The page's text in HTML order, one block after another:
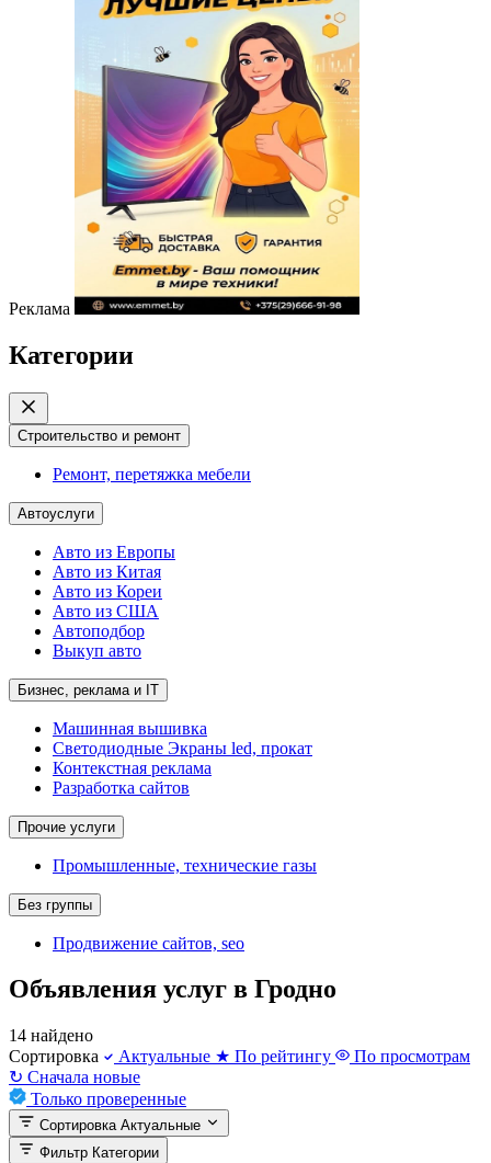
Реклама
Категории
Строительство и ремонт
Ремонт, перетяжка мебели
Автоуслуги
Авто из Европы
Авто из Китая
Авто из Кореи
Авто из США
Автоподбор
Выкуп авто
Бизнес, реклама и IT
Машинная вышивка
Светодиодные Экраны led, прокат
Контекстная реклама
Разработка сайтов
Прочие услуги
Промышленные, технические газы
Без группы
Продвижение сайтов, seo
Объявления услуг в Гродно
14 найдено
Сортировка
Актуальные ★ По рейтингу
По просмотрам
↻ Сначала новые
Только проверенные
Сортировка Актуальные
Фильтр Категории